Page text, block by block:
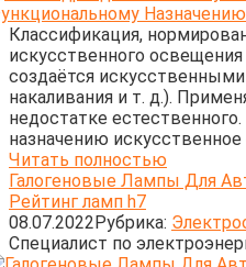
Классификация,
искусственного
создаётся
накаливания и т. д.).
недостатке
назначению
Читать полностью
Галогеновые Лампы Для
Рейтинг ламп h7
08.07.2022Рубрика:
Cпециалист по